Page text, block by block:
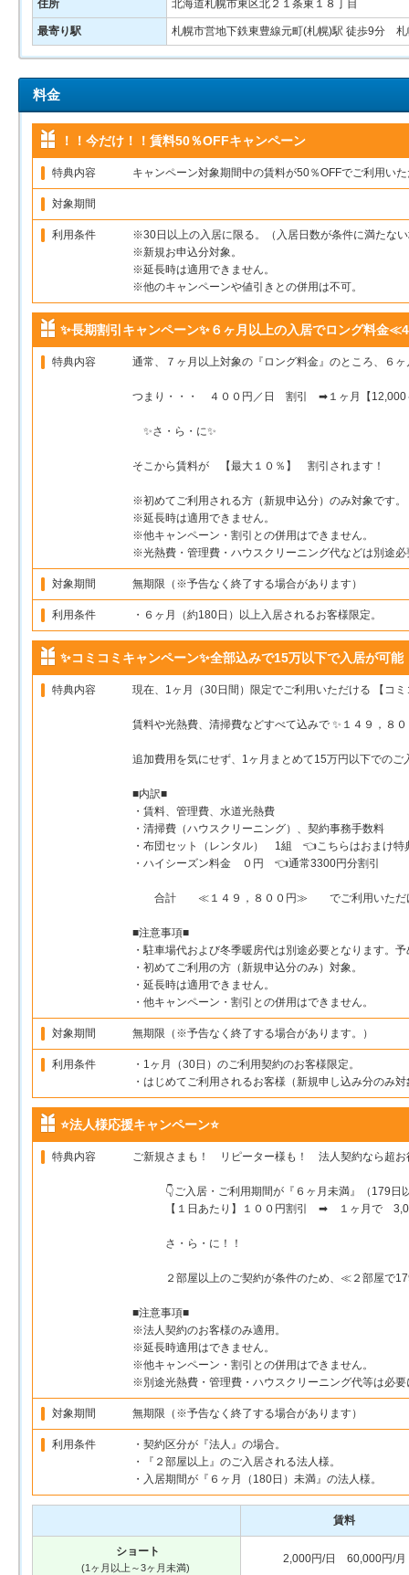
住所 北海道札幌市東区北２１条東１８丁目
最寄り駅 札幌市営地下鉄東豊線元町(札幌)駅 徒歩9分
料金
！！今だけ！！賃料50％OFFキャンペーン
特典内容 キャンペーン対象期間中の賃料が50％OFFでご利用い
対象期間
利用条件
※30日以上の入居に限る。（入居日数が条件に満たな
※新規お申込分対象。
※延長時は適用できません。
※他のキャンペーンや値引きとの併用は不可。
✨長期割引キャンペーン✨６ヶ月以上の入居でロング料金
特典内容 通常、７ヶ月以上対象の『ロング料金』のところ、６
つまり・・・ ４００円／日 割引 ➡１ヶ月【12,000
✨さ・ら・に✨
そこから賃料が 【最大１０％】 割引されます！
※初めてご利用される方（新規申込分）のみ対象です。
※延長時は適用できません。
※他キャンペーン・割引との併用はできません。
※光熱費・管理費・ハウスクリーニング代などは別途必
対象期間 無期限（※予告なく終了する場合があります）
利用条件 ・６ヶ月（約180日）以上入居されるお客様限定。
✨コミコミキャンペーン✨全部込みで15万以下で入居が可
特典内容 現在、1ヶ月（30日間）限定でご利用いただける 【コ
賃料や光熱費、清掃費などすべて込みで ✨１４９，８
追加費用を気にせず、1ヶ月まとめて15万円以下でのご
■内訳■
・賃料、管理費、水道光熱費
・清掃費（ハウスクリーニング）、契約事務手数料
・布団セット（レンタル） 1組 👈こちらはおまけ特
・ハイシーズン料金 ０円 👈通常3300円分割引
合計 ≪１４９，８００円≫ でご利用いただ
■注意事項■
・駐車場代および冬季暖房代は別途必要となります。
・初めてご利用の方（新規申込分のみ）対象。
・延長時は適用できません。
・他キャンペーン・割引との併用はできません。
対象期間 無期限（※予告なく終了する場合があります。）
利用条件
・1ヶ月（30日）のご利用契約のお客様限定。
・はじめてご利用されるお客様（新規申し込み分のみ
⭐法人様応援キャンペーン⭐
特典内容 ご新規さまも！ リピーター様も！ 法人契約なら超お
👇ご入居・ご利用期間が『６ヶ月未満』（179日
【１日あたり】１００円割引 ➡ １ヶ月で
さ・ら・に！！
２部屋以上のご契約が条件のため、≪２部屋で
■注意事項■
※法人契約のお客様のみ適用。
※延長時適用はできません。
※他キャンペーン・割引との併用はできません。
※別途光熱費・管理費・ハウスクリーニング代等は必要
対象期間 無期限（※予告なく終了する場合があります）
利用条件
・契約区分が『法人』の場合。
・『２部屋以上』のご入居される法人様。
・入居期間が『６ヶ月（180日）未満』の法人様。
賃料
ショート
(1ヶ月以上～3ヶ月未満)
2,000円/日 60,000円/月